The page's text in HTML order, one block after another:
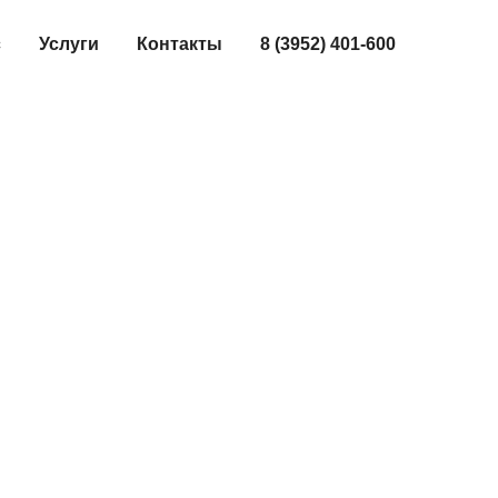
Услуги Контакты 8 (3952) 401-600